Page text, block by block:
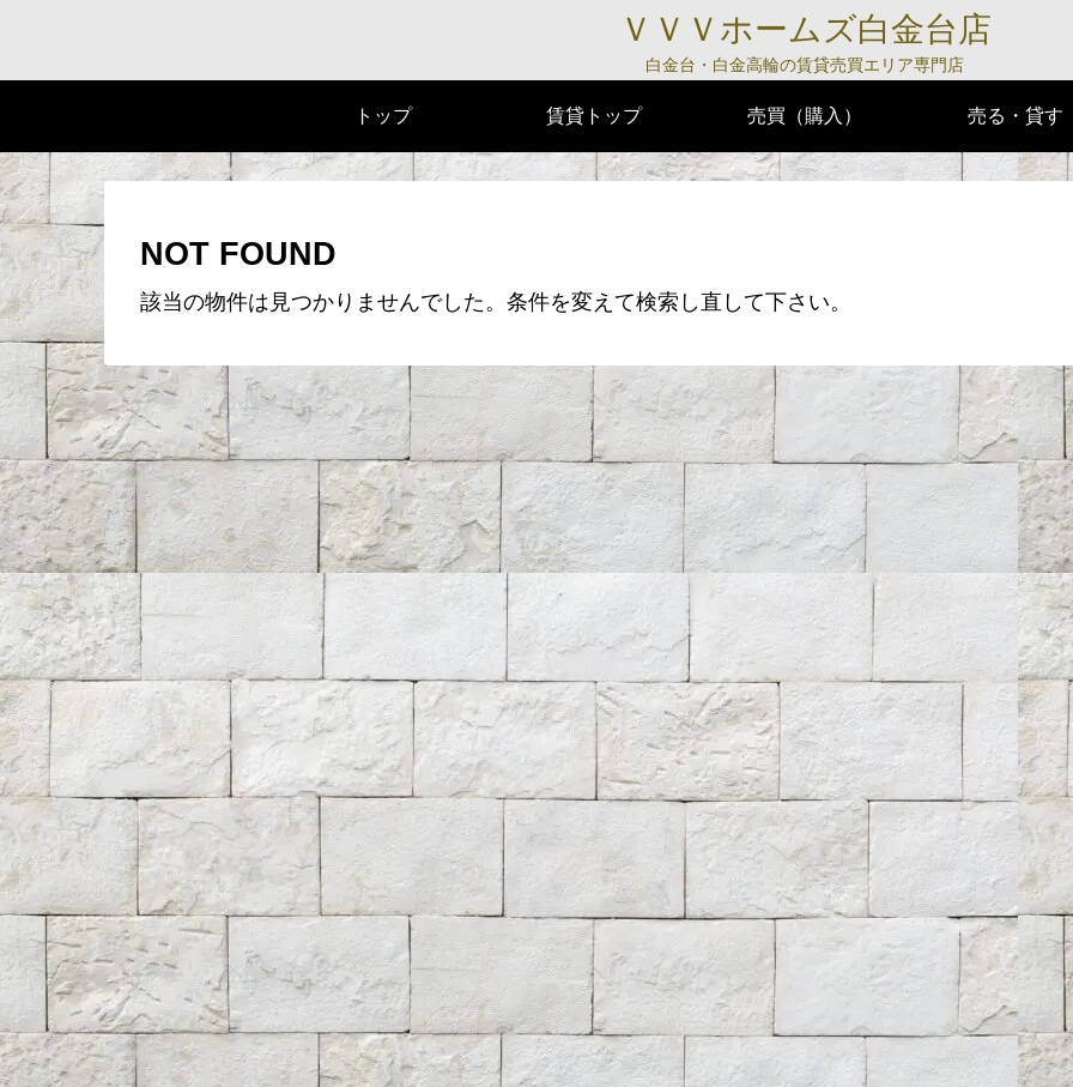
ＶＶＶホームズ白金台店
白金台・白金高輪の賃貸売買エリア専門店
トップ 賃貸トップ 売買（購入） 売る・貸す
NOT FOUND
該当の物件は見つかりませんでした。条件を変えて検索し直して下さい。